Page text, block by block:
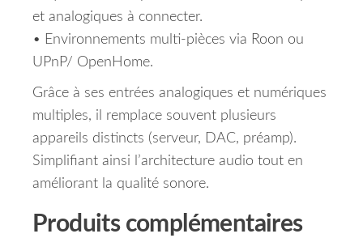
et analogiques à connecter.
• Environnements multi-pièces via Roon ou
UPnP/ OpenHome.
Grâce à ses entrées analogiques et numériques
multiples, il remplace souvent plusieurs
appareils distincts (serveur, DAC, préamp).
Simplifiant ainsi l’architecture audio tout en
améliorant la qualité sonore.
Produits complémentaires